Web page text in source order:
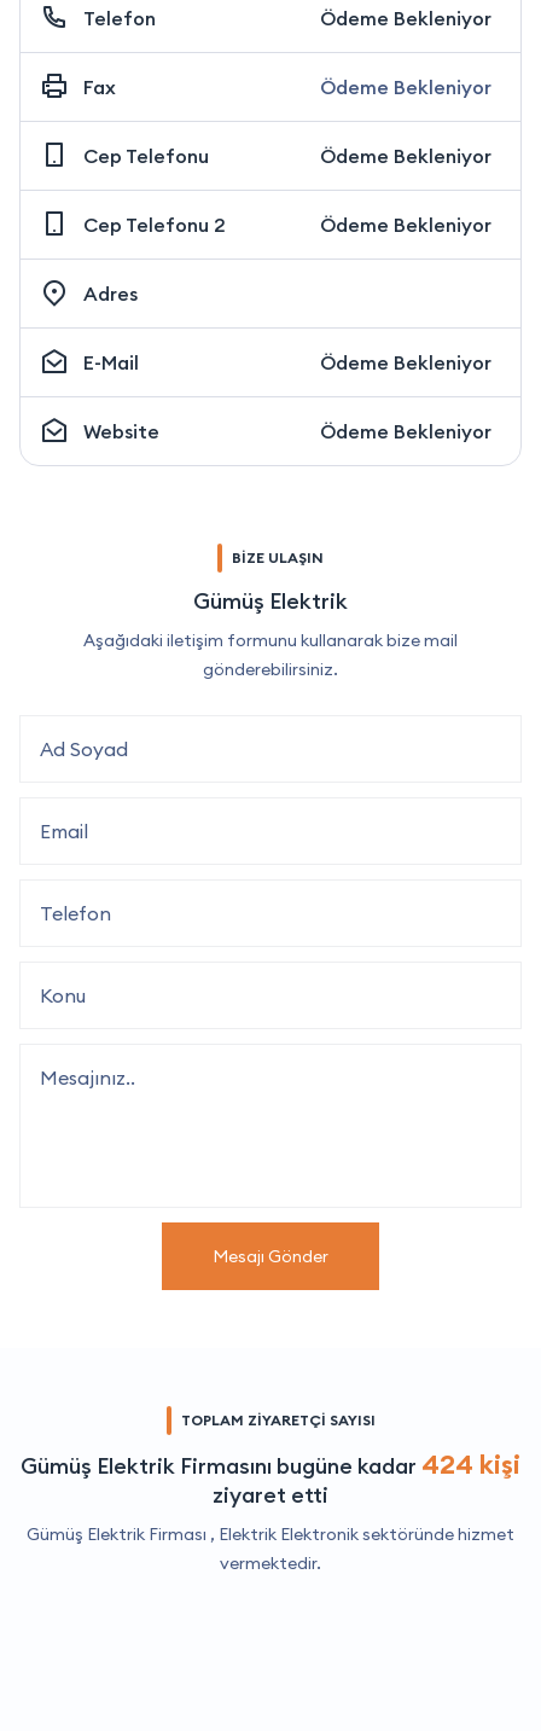
Telefon Ödeme Bekleniyor
Fax Ödeme Bekleniyor
Cep Telefonu Ödeme Bekleniyor
Cep Telefonu 2 Ödeme Bekleniyor
Adres
E-Mail Ödeme Bekleniyor
Website Ödeme Bekleniyor
BİZE ULAŞIN
Gümüş Elektrik
Aşağıdaki iletişim formunu kullanarak bize mail
gönderebilirsiniz.
Mesajı Gönder
TOPLAM ZİYARETÇİ SAYISI
Gümüş Elektrik Firmasını bugüne kadar 424 kişi
ziyaret etti
Gümüş Elektrik Firması , Elektrik Elektroniksektöründe hizmet
vermektedir.